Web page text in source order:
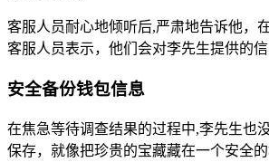
客服人员耐心地倾听后,严肃地告诉他，
客服人员表示，他们会对李先生提供的
安全备份钱包信息
在焦急等待调查结果的过程中,李先生也
保存，就像把珍贵的宝藏藏在一个安全